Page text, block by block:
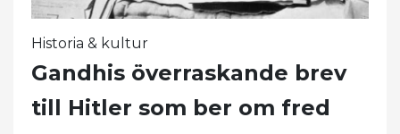
Historia & kultur
Gandhis överraskande brev
till Hitler som ber om fred